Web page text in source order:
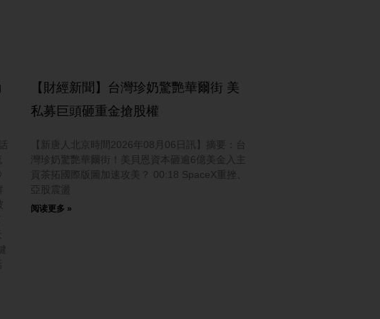
【財經新聞】台灣珍奶驚艷華爾街 美
私募巨頭砸重金搶股權
【新唐人北京時間2026年08月06日訊】摘要：台
灣珍奶驚艷華爾街！美貝恩資本砸逾6億美金入主
貢茶拓國際版圖加速攻美？ 00:18 SpaceX重挫、
亞股震盪
阅读更多 »